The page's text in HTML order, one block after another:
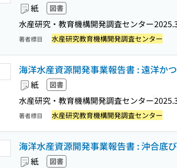
紙 図書
水産研究・教育機構開発調査センター
著者標目 水産研究教育機構開発調査センター
海洋水産資源開発事業報告書 : 遠洋か
紙 図書
水産研究・教育機構開発調査センター
著者標目 水産研究教育機構開発調査センター
海洋水産資源開発事業報告書 : 沖合底
紙 図書